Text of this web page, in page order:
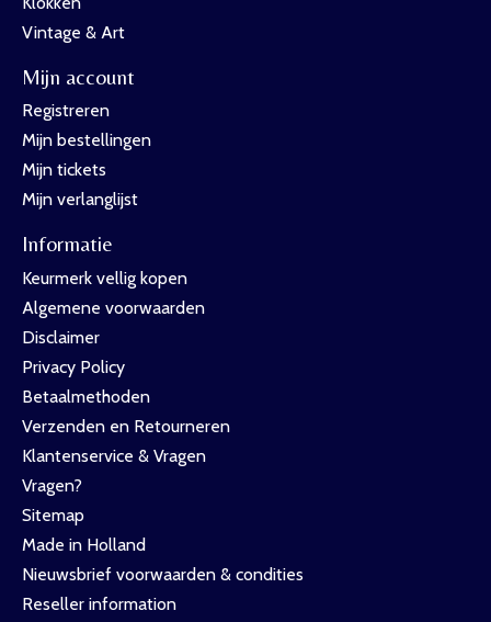
Vintage & Art
Mijn account
Registreren
Mijn bestellingen
Mijn tickets
Mijn verlanglijst
Informatie
Keurmerk vellig kopen
Algemene voorwaarden
Disclaimer
Privacy Policy
Betaalmethoden
Verzenden en Retourneren
Klantenservice & Vragen
Vragen?
Sitemap
Made in Holland
Nieuwsbrief voorwaarden & condities
Reseller information